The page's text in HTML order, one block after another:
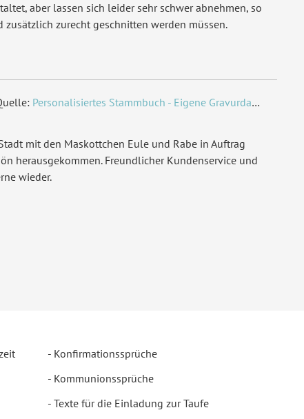
aber lassen sich leider sehr schwer abnehmen, so
zusätzlich zurecht geschnitten werden müssen.
Personalisiertes Stammbuch - Eigene Gravurdatei hochladen
mit den Maskottchen Eule und Rabe in Auftrag
herausgekommen. Freundlicher Kundenservice und
wieder.
Konfirmationssprüche
Kommunionssprüche
Texte für die Einladung zur Taufe